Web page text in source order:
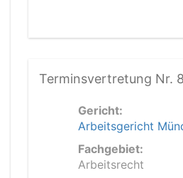
Terminsvertretung Nr.
Gericht:
Arbeitsgericht
Fachgebiet:
Arbeitsrecht